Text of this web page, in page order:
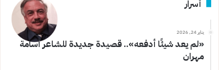
أسرار
يناير 24, 2026
«لم يعد شيئًا أدفعه».. قصيدة جديدة للشاعر أسامة
مهران